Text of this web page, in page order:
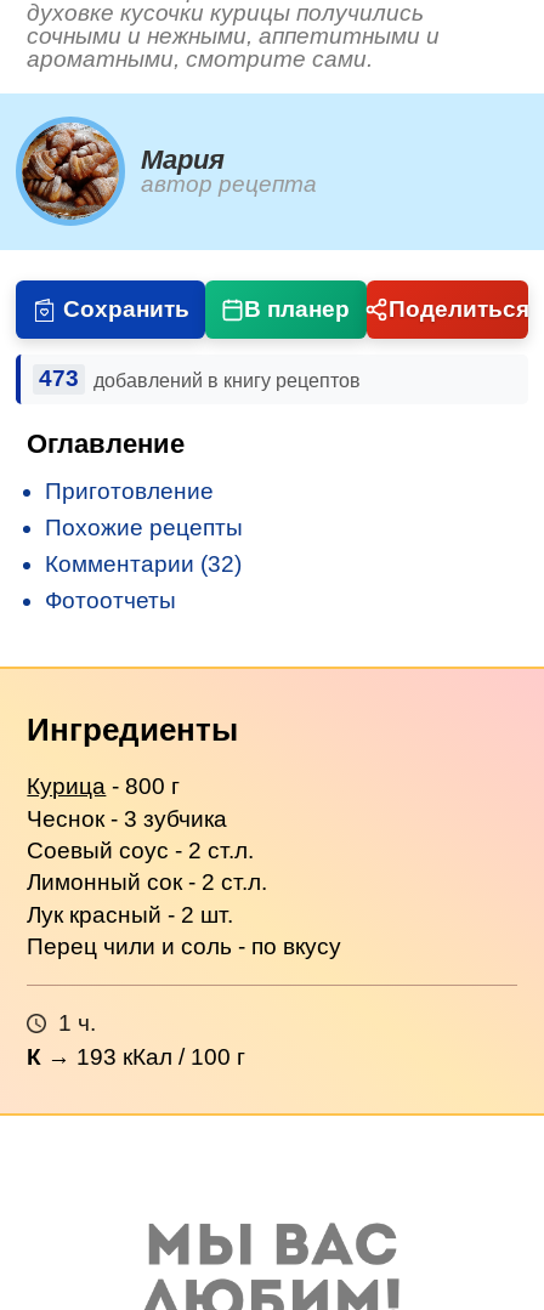
духовке кусочки курицы получились
сочными и нежными, аппетитными и
ароматными, смотрите сами.
Мария
автор рецепта
Сохранить В планер Поделиться
473 добавлений в книгу рецептов
Оглавление
Приготовление
Похожие рецепты
Комментарии (32)
Фотоотчеты
Ингредиенты
Курица - 800 г
Чеснок - 3 зубчика
Соевый соус - 2 ст.л.
Лимонный сок - 2 ст.л.
Лук красный - 2 шт.
Перец чили и соль - по вкусу
1 ч.
К → 193 кКал / 100 г